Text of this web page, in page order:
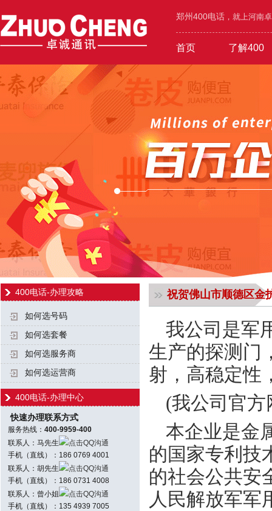
郑州400电话 ，就上河南
首页 了解400
400价值 400功能
600元年套餐
工业/环保/能源 机械/设备/五金
400电话-办理攻略
如何选号码
如何选套餐
如何选服务商
如何选运营商
400电话-办理中心
快速办理联系方式
服务热线： 400-9959-400
联系人：马先生
点击QQ沟通
手机（直线）：186 0769 4001
联系人：胡先生
点击QQ沟通
手机（直线）：186 0731 4008
联系人：曾小姐
点击QQ沟通
手机（直线）：135 4939 7005
祝贺佛山市顺德区金
我公司是军
生产的探测门
射，高稳定性
(我公司官
本企业是金
的国家专利技
的社会公共安
人民解放军军